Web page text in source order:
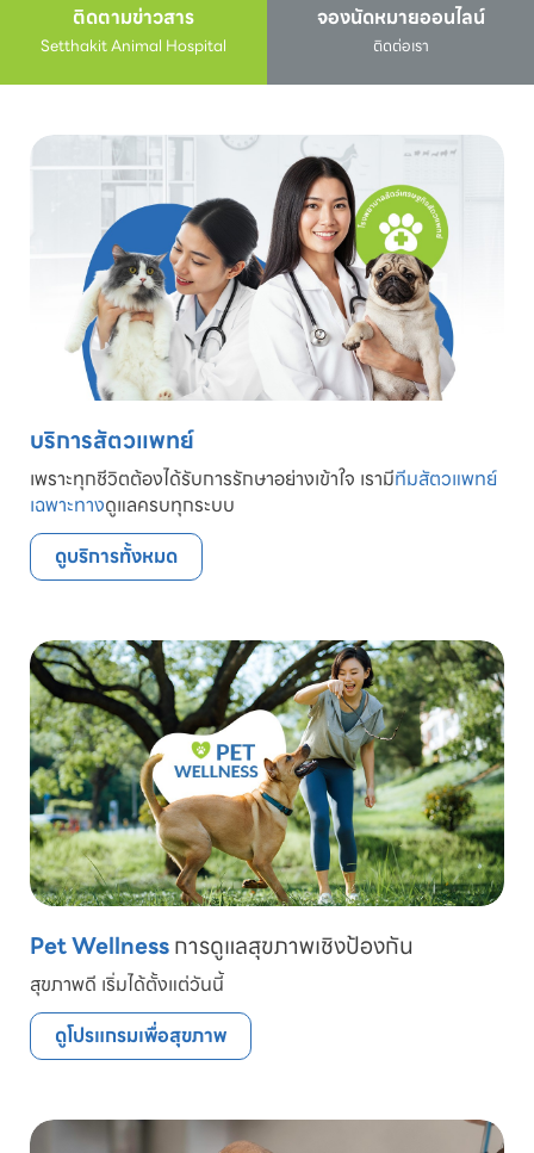
ติดตามข่าวสาร
Setthakit Animal Hospital
จองนัดหมายออนไลน์
ติดต่อเรา
บริการสัตวแพทย์
เพราะทุกชีวิตต้องได้รับการรักษาอย่างเข้าใจ เรามีทีมสัตวแพทย์
เฉพาะทางดูแลครบทุกระบบ
ดูบริการทั้งหมด
Pet Wellnessการดูแลสุขภาพเชิงป้องกัน
สุขภาพดี เริ่มได้ตั้งแต่วันนี้
ดูโปรแกรมเพื่อสุขภาพ